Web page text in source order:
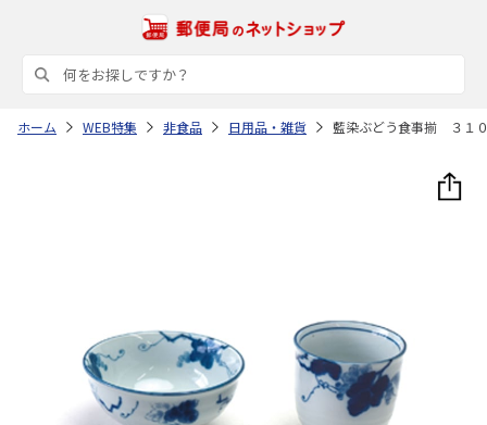
ホーム WEB特集 非食品 日用品・雑貨 藍染ぶどう食事揃 ３１